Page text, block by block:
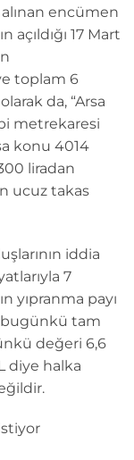
alınan encümen
açıldığı 17 Mart
toplam 6
da, “Arsa
metrekaresi
konu 4014
liradan
ucuz takas
iddia
7
yıpranma payı
bugünkü tam
değeri 6,6
diye halka